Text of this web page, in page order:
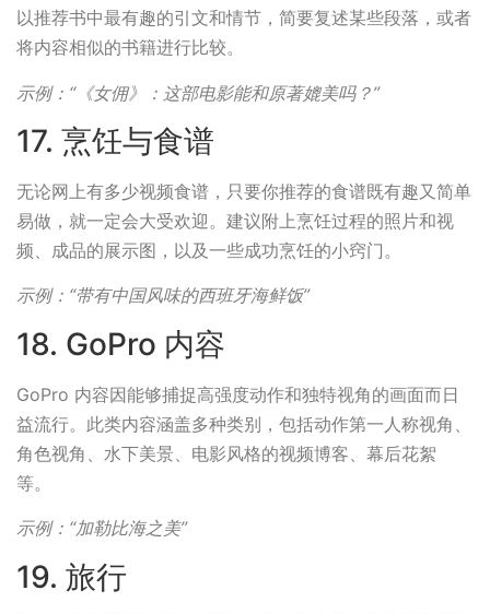
以推荐书中最有趣的引文和情节，简要复述某些段落，或者
将内容相似的书籍进行比较。
示例：“《女佣》：这部电影能和原著媲美吗？”
17. 烹饪与食谱
无论网上有多少视频食谱，只要你推荐的食谱既有趣又简单
易做，就一定会大受欢迎。建议附上烹饪过程的照片和视
频、成品的展示图，以及一些成功烹饪的小窍门。
示例：“带有中国风味的西班牙海鲜饭”
18. GoPro 内容
GoPro 内容因能够捕捉高强度动作和独特视角的画面而日
益流行。此类内容涵盖多种类别，包括动作第一人称视角、
角色视角、水下美景、电影风格的视频博客、幕后花絮
等。
示例：“加勒比海之美”
19. 旅行